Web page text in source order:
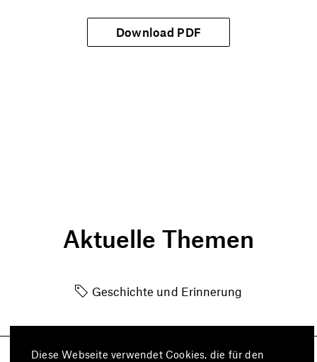
Download PDF
Aktuelle Themen
Geschichte und Erinnerung
Diese Webseite verwendet Cookies, die für den